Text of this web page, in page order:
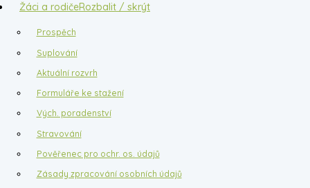
Žáci a rodičeRozbalit / skrýt
Prospěch
Suplování
Aktuální rozvrh
Formuláře ke stažení
Vých. poradenství
Stravování
Pověřenec pro ochr. os. údajů
Zásady zpracování osobních údajů